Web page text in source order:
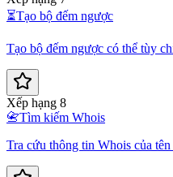
⏳Tạo bộ đếm ngược
Tạo bộ đếm ngược có thể tùy
Xếp hạng 8
📇Tìm kiếm Whois
Tra cứu thông tin Whois của